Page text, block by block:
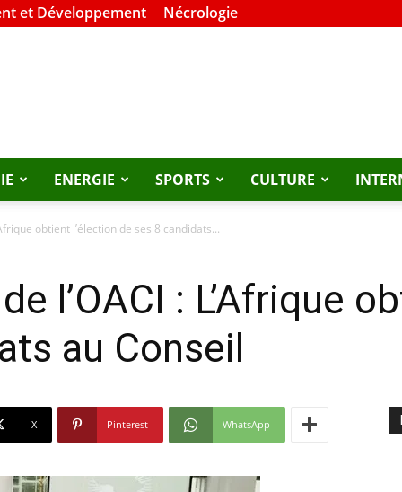
et Développement Nécrologie
ENERGIE SPORTS CULTURE
obtient l’élection de ses 8 candidats...
l’OACI : L’Afrique
au Conseil
X Pinterest WhatsApp